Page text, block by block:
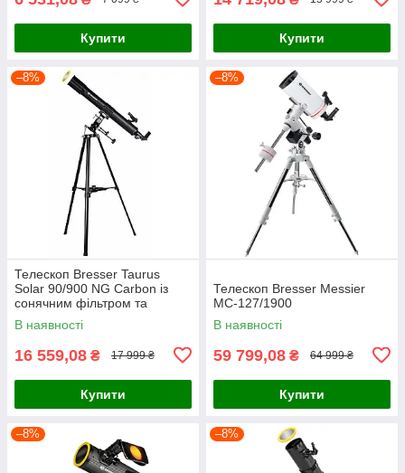
Купити Купити
–8%
Телескоп Bresser Taurus
Solar 90/900 NG Carbon із
сонячним фільтром та
адаптером для смартфона
(4512909)
В наявності
16 559,08 ₴ 17 999 ₴
Купити
–8%
Телескоп Bresser Messier
MC-127/1900
В наявності
59 799,08 ₴ 64 999 ₴
Купити
–8% –8%